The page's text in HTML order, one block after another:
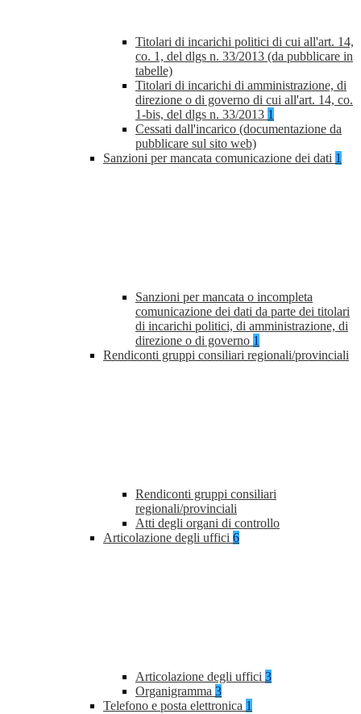
Titolari di incarichi politici di cui all'art. 14,
co. 1, del dlgs n. 33/2013 (da pubblicare in
tabelle)
Titolari di incarichi di amministrazione, di
direzione o di governo di cui all'art. 14, co.
1-bis, del dlgs n. 33/2013 1
Cessati dall'incarico (documentazione da
pubblicare sul sito web)
Sanzioni per mancata comunicazione dei dati 1
Sanzioni per mancata o incompleta
comunicazione dei dati da parte dei titolari
di incarichi politici, di amministrazione, di
direzione o di governo 1
Rendiconti gruppi consiliari regionali/provinciali
Rendiconti gruppi consiliari
regionali/provinciali
Atti degli organi di controllo
Articolazione degli uffici 6
Articolazione degli uffici 3
Organigramma 3
Telefono e posta elettronica 1